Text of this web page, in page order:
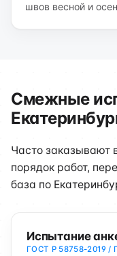
швов весной и
Смежные
Часто заказывают
порядок работ,
база по
Испытание
ГОСТ Р 58758-2019 /